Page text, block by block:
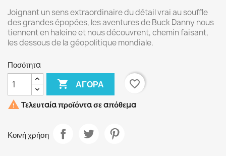
Joignant un sens extraordinaire du détail vrai au souffle
des grandes épopées, les aventures de Buck Danny nous
tiennent en haleine et nous découvrent, chemin faisant,
les dessous de la géopolitique mondiale.
Ποσότητα
 ΑΓΟΡΆ
favorite_border
 Τελευταία προϊόντα σε απόθεμα
Κοινή χρήση